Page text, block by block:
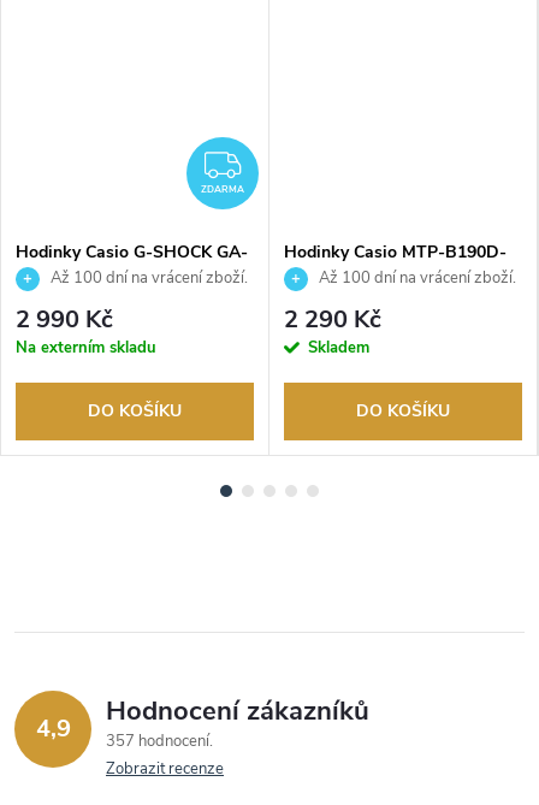
ZDARMA
ZDARMA
Hodinky Casio G-SHOCK GA-
2100BCE-1AER
Až 100 dní na vrácení zboží.
Autorizovaný prodejce.
2 990 Kč
Na externím skladu
DO KOŠÍKU
Hodinky Casio MTP-B190D-
1BVEFAž 100 dní na vrácení zboží.
Autorizovaný prodejce.
2 290 Kč
Skladem
DO KOŠÍKU
4,9 Hodnocení zákazníků
357 hodnocení
Zobrazit recenze